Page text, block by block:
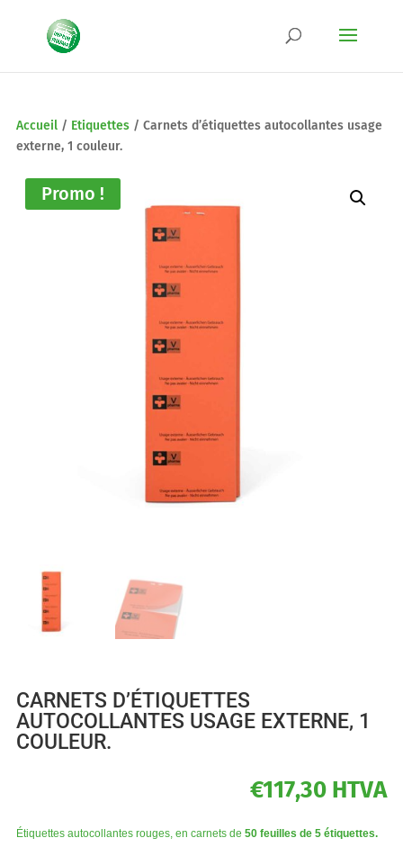
Accueil / Etiquettes / Carnets d’étiquettes autocollantes usage
externe, 1 couleur.
Promo !
CARNETS D’ÉTIQUETTES
AUTOCOLLANTES USAGE EXTERNE, 1
COULEUR.
€117,30 HTVA
Étiquettes autocollantes rouges, en carnets de 50 feuilles de 5 étiquettes.